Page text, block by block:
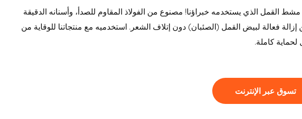
القمل الذي يستخدمه خبراؤنا! مصنوع من الفولاذ المقاوم للصدأ، وأسنانه الدقيقة
فعالة لبيض القمل (الصئبان) دون إتلاف الشعر. استخدميه مع منتجاتنا للوقاية من
لحماية كاملة.
تسوق عبر الإنترنت